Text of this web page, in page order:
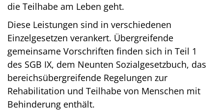
die Teilhabe am Leben geht.
Diese Leistungen sind in verschiedenen
Einzelgesetzen verankert. Übergreifende
gemeinsame Vorschriften finden sich in Teil 1
des SGB IX, dem Neunten Sozialgesetzbuch, das
bereichsübergreifende Regelungen zur
Rehabilitation und Teilhabe von Menschen mit
Behinderung enthält.